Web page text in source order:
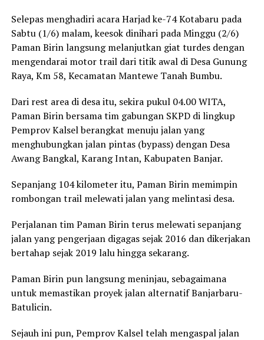
Selepas menghadiri acara Harjad ke-74 Kotabaru pada
Sabtu (1/6) malam, keesok dinihari pada Minggu (2/6)
Paman Birin langsung melanjutkan giat turdes dengan
mengendarai motor trail dari titik awal di Desa Gunung
Raya, Km 58, Kecamatan Mantewe Tanah Bumbu.
Dari rest area di desa itu, sekira pukul 04.00 WITA,
Paman Birin bersama tim gabungan SKPD di lingkup
Pemprov Kalsel berangkat menuju jalan yang
menghubungkan jalan pintas (bypass) dengan Desa
Awang Bangkal, Karang Intan, Kabupaten Banjar.
Sepanjang 104 kilometer itu, Paman Birin memimpin
rombongan trail melewati jalan yang melintasi desa.
Perjalanan tim Paman Birin terus melewati sepanjang
jalan yang pengerjaan digagas sejak 2016 dan dikerjakan
bertahap sejak 2019 lalu hingga sekarang.
Paman Birin pun langsung meninjau, sebagaimana
untuk memastikan proyek jalan alternatif Banjarbaru-
Batulicin.
Sejauh ini pun, Pemprov Kalsel telah mengaspal jalan